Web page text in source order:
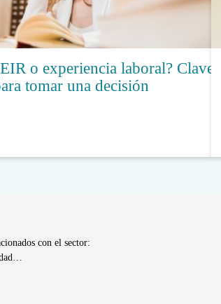
o experiencia laboral? Claves
tomar una decisión
con el sector: